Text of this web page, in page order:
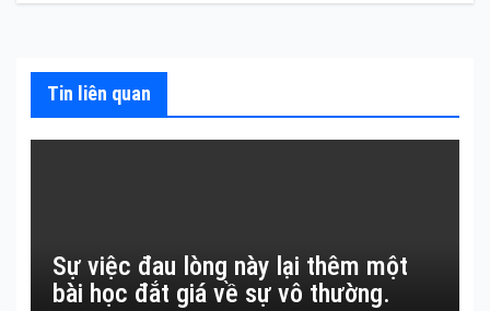
Tin liên quan
Sự việc đau lòng này lại thêm một
bài học đắt giá về sự vô thường.